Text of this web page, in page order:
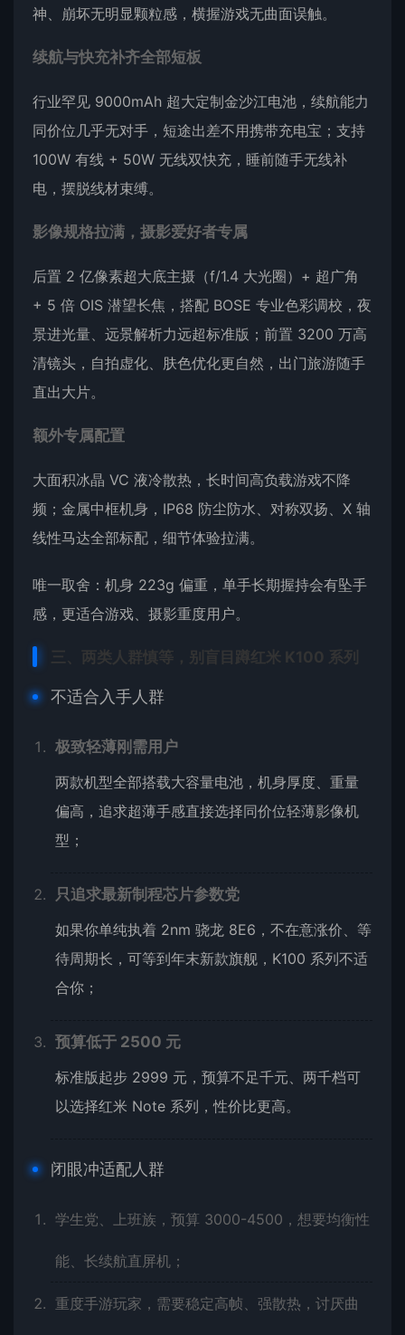
神、崩坏无明显颗粒感，横握游戏无曲面误触。
续航与快充补齐全部短板
行业罕见 9000mAh 超大定制金沙江电池，续航能力
同价位几乎无对手，短途出差不用携带充电宝；支持
100W 有线 + 50W 无线双快充，睡前随手无线补
电，摆脱线材束缚。
影像规格拉满，摄影爱好者专属
后置 2 亿像素超大底主摄（f/1.4 大光圈）+ 超广角
+ 5 倍 OIS 潜望长焦，搭配 BOSE 专业色彩调校，夜
景进光量、远景解析力远超标准版；前置 3200 万高
清镜头，自拍虚化、肤色优化更自然，出门旅游随手
直出大片。
额外专属配置
大面积冰晶 VC 液冷散热，长时间高负载游戏不降
频；金属中框机身，IP68 防尘防水、对称双扬、X 轴
线性马达全部标配，细节体验拉满。
唯一取舍：机身 223g 偏重，单手长期握持会有坠手
感，更适合游戏、摄影重度用户。
三、两类人群慎等，别盲目蹲红米 K100 系列
不适合入手人群
极致轻薄刚需用户
两款机型全部搭载大容量电池，机身厚度、重量
偏高，追求超薄手感直接选择同价位轻薄影像机
型；
只追求最新制程芯片参数党
如果你单纯执着 2nm 骁龙 8E6，不在意涨价、等
待周期长，可等到年末新款旗舰，K100 系列不适
合你；
预算低于 2500 元
标准版起步 2999 元，预算不足千元、两千档可
以选择红米 Note 系列，性价比更高。
闭眼冲适配人群
学生党、上班族，预算 3000-4500，想要均衡性
能、长续航直屏机；
重度手游玩家，需要稳定高帧、强散热，讨厌曲